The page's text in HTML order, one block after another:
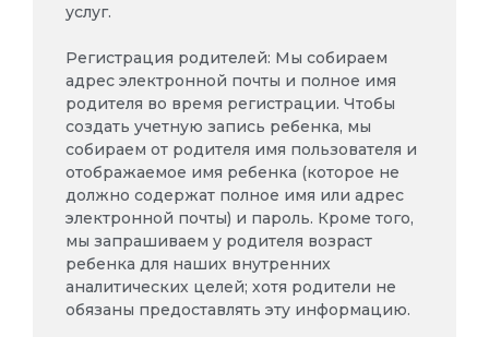
услуг.
Регистрация родителей: Мы собираем
адрес электронной почты и полное имя
родителя во время регистрации. Чтобы
создать учетную запись ребенка, мы
собираем от родителя имя пользователя и
отображаемое имя ребенка (которое не
должно содержат полное имя или адрес
электронной почты) и пароль. Кроме того,
мы запрашиваем у родителя возраст
ребенка для наших внутренних
аналитических целей; хотя родители не
обязаны предоставлять эту информацию.